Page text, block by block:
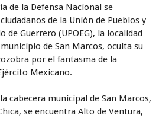
de la Defensa Nacional se
de la Unión de Pueblos y
de Guerrero (UPOEG), la localidad
de San Marcos, oculta su
por el fantasma de la
Mexicano.
cabecera municipal de San Marcos,
se encuentra Alto de Ventura,